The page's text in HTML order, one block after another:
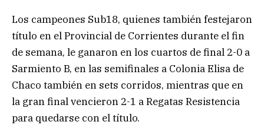
Los campeones Sub18, quienes también festejaron
título en el Provincial de Corrientes durante el fin
de semana, le ganaron en los cuartos de final 2-0 a
Sarmiento B, en las semifinales a Colonia Elisa de
Chaco también en sets corridos, mientras que en
la gran final vencieron 2-1 a Regatas Resistencia
para quedarse con el título.